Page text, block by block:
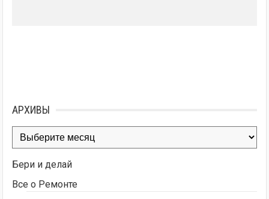
АРХИВЫ
Архивы
Бери и делай
Все о Ремонте